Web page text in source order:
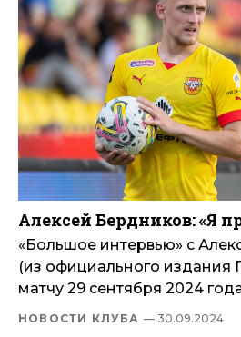
Алексей Бердников: «Я
«Большое интервью» с
(из официального издания
матчу 29 сентября 2024
НОВОСТИ КЛУБА — 30.09.2024